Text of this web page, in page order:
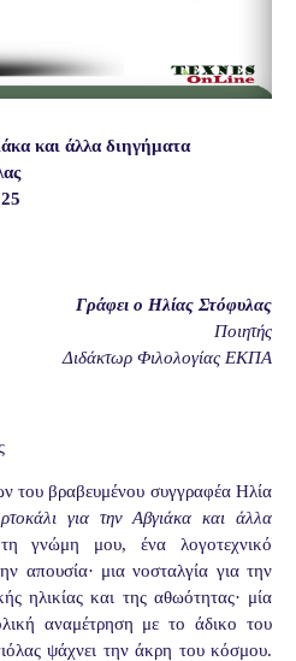
και άλλα διηγήματα
Γράφει ο Ηλίας Στόφυλας
Ποιητής
Διδάκτωρ Φιλολογίας ΕΚΠΑ
του βραβευμένου συγγραφέα Ηλία
για την Αβγιάκα και άλλα
γνώμη μου, ένα λογοτεχνικό
απουσία· μια νοσταλγία για την
ηλικίας και της αθωότητας· μία
αναμέτρηση με το άδικο του
ψάχνει την άκρη του κόσμου.